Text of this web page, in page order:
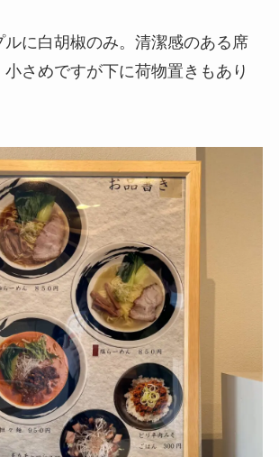
に白胡椒のみ。清潔感のある席
さめですが下に荷物置きもあり